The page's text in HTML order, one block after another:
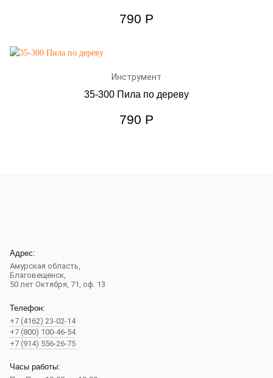
790 Р
Инструмент
35-300 Пила по дереву
790 Р
Адрес:
Амурская область,
Благовещенск,
50 лет Октября, 71, оф. 13
Телефон:
+7 (4162) 23-02-14
+7 (800) 100-46-54
+7 (914) 556-26-75
Часы работы: